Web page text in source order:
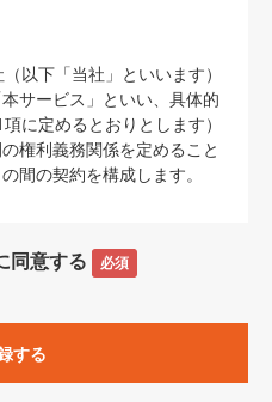
以下「当社」といいます）
サービス」といい、具体的
に定めるとおりとします）
権利義務関係を定めること
間の契約を構成します。
ポリシー」及び「
いて（Cookieポリシー）
する定めその他当社が定め
同意する 必須
する